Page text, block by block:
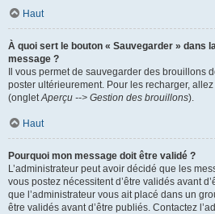
Haut
À quoi sert le bouton « Sauvegarder » dans
message ?
Il vous permet de sauvegarder des brouillons
poster ultérieurement. Pour les recharger,
(ongletAperçu --> Gestion des brouillons).
Haut
Pourquoi mon message doit être validé ?
L’administrateur peut avoir décidé que les
vous postez nécessitent d’être validés avant
que l’administrateur vous ait placé dans un
être validés avant d’être publiés. Contactez